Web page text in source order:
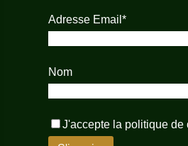
Adresse Email*
Nom
J'accepte la politique de